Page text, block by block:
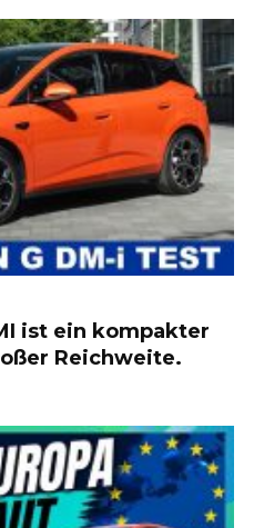
ist ein kompakter
Reichweite.